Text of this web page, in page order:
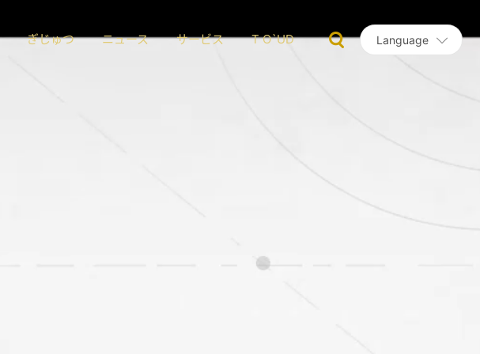
ぎじゅつ ニュース サービス T O`UD Language